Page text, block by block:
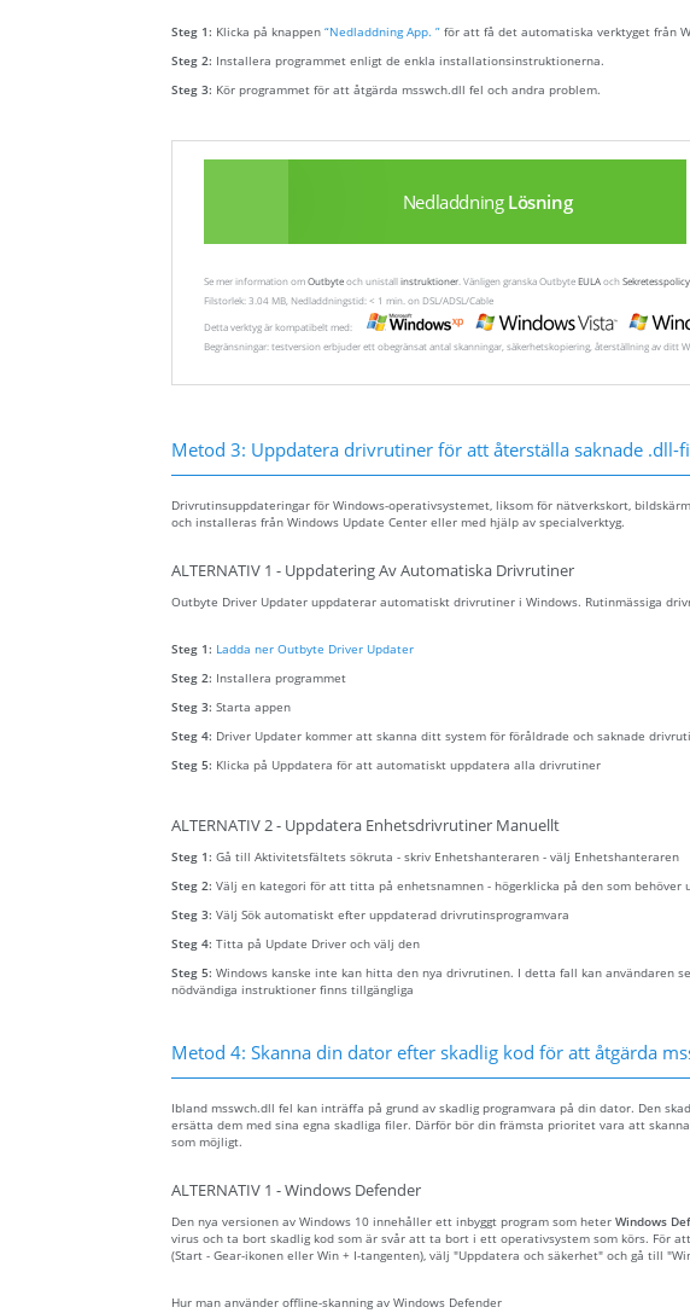
Steg 1: Klicka på knappen “Nedladdning App. ” för att få det automatiska verktyget från
Steg 2: Installera programmet enligt de enkla installationsinstruktionerna.
Steg 3: Kör programmet för att åtgärda msswch.dll fel och andra problem.
Nedladdning Lösning
Se mer information omOutbyteoch unistallinstruktioner . Vänligen granska OutbyteEULAochSekretesspolicy
Filstorlek: 3.04 MB, Nedladdningstid: < 1 min. on DSL/ADSL/Cable
Detta verktyg är kompatibelt med:
Begränsningar: testversion erbjuder ett obegränsat antal skanningar, säkerhetskopiering, återställning av ditt
Metod 3: Uppdatera drivrutiner för att återställa saknade .dll-
Drivrutinsuppdateringar för Windows-operativsystemet, liksom för nätverkskort,
och installeras från Windows Update Center eller med hjälp av specialverktyg.
ALTERNATIV 1 - Uppdatering Av Automatiska Drivrutiner
Outbyte Driver Updater uppdaterar automatiskt drivrutiner i Windows. Rutinmässiga
Steg 1: Ladda ner Outbyte Driver Updater
Steg 2: Installera programmet
Steg 3: Starta appen
Steg 4: Driver Updater kommer att skanna ditt system för föråldrade och saknade
Steg 5: Klicka på Uppdatera för att automatiskt uppdatera alla drivrutiner
ALTERNATIV 2 - Uppdatera Enhetsdrivrutiner Manuellt
Steg 1: Gå till Aktivitetsfältets sökruta - skriv Enhetshanteraren - välj Enhetshanteraren
Steg 2: Välj en kategori för att titta på enhetsnamnen - högerklicka på den som behöver
Steg 3: Välj Sök automatiskt efter uppdaterad drivrutinsprogramvara
Steg 4: Titta på Update Driver och välj den
Steg 5: Windows kanske inte kan hitta den nya drivrutinen. I detta fall kan användaren
nödvändiga instruktioner finns tillgängliga
Metod 4: Skanna din dator efter skadlig kod för att åtgärda
Ibland msswch.dll fel kan inträffa på grund av skadlig programvara på din dator. Den
ersätta dem med sina egna skadliga filer. Därför bör din främsta prioritet vara att
som möjligt.
ALTERNATIV 1 - Windows Defender
Den nya versionen av Windows 10 innehåller ett inbyggt program som heter Windows
virus och ta bort skadlig kod som är svår att ta bort i ett operativsystem som körs. För
(Start - Gear-ikonen eller Win + I-tangenten), välj "Uppdatera och säkerhet" och gå till
Hur man använder offline-skanning av Windows Defender